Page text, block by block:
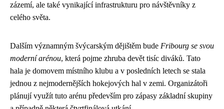
zázemí, ale také vynikající infrastrukturu pro návštěvníky z
celého světa.
Dalším významným švýcarským dějištěm bude Fribourg se svou
moderní arénou, která pojme zhruba devět tisíc diváků. Tato
hala je domovem místního klubu a v posledních letech se stala
jednou z nejmodernějších hokejových hal v zemi. Organizátoři
plánují využít tuto arénu především pro zápasy základní skupiny